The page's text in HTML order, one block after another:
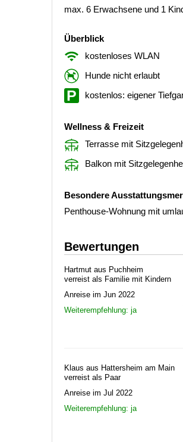
max. 6 Erwachsene und 1
Überblick
kostenloses WLAN
Hunde nicht erlaubt
kostenlos: eigener
Wellness & Freizeit
Terrasse mit
Balkon mit
Besondere
Penthouse-Wohnung mit
Bewertungen
Hartmut aus Puchheim
verreist als Familie mit Kindern
Anreise im Jun 2022
Weiterempfehlung: ja
Klaus aus Hattersheim am Main
verreist als Paar
Anreise im Jul 2022
Weiterempfehlung: ja